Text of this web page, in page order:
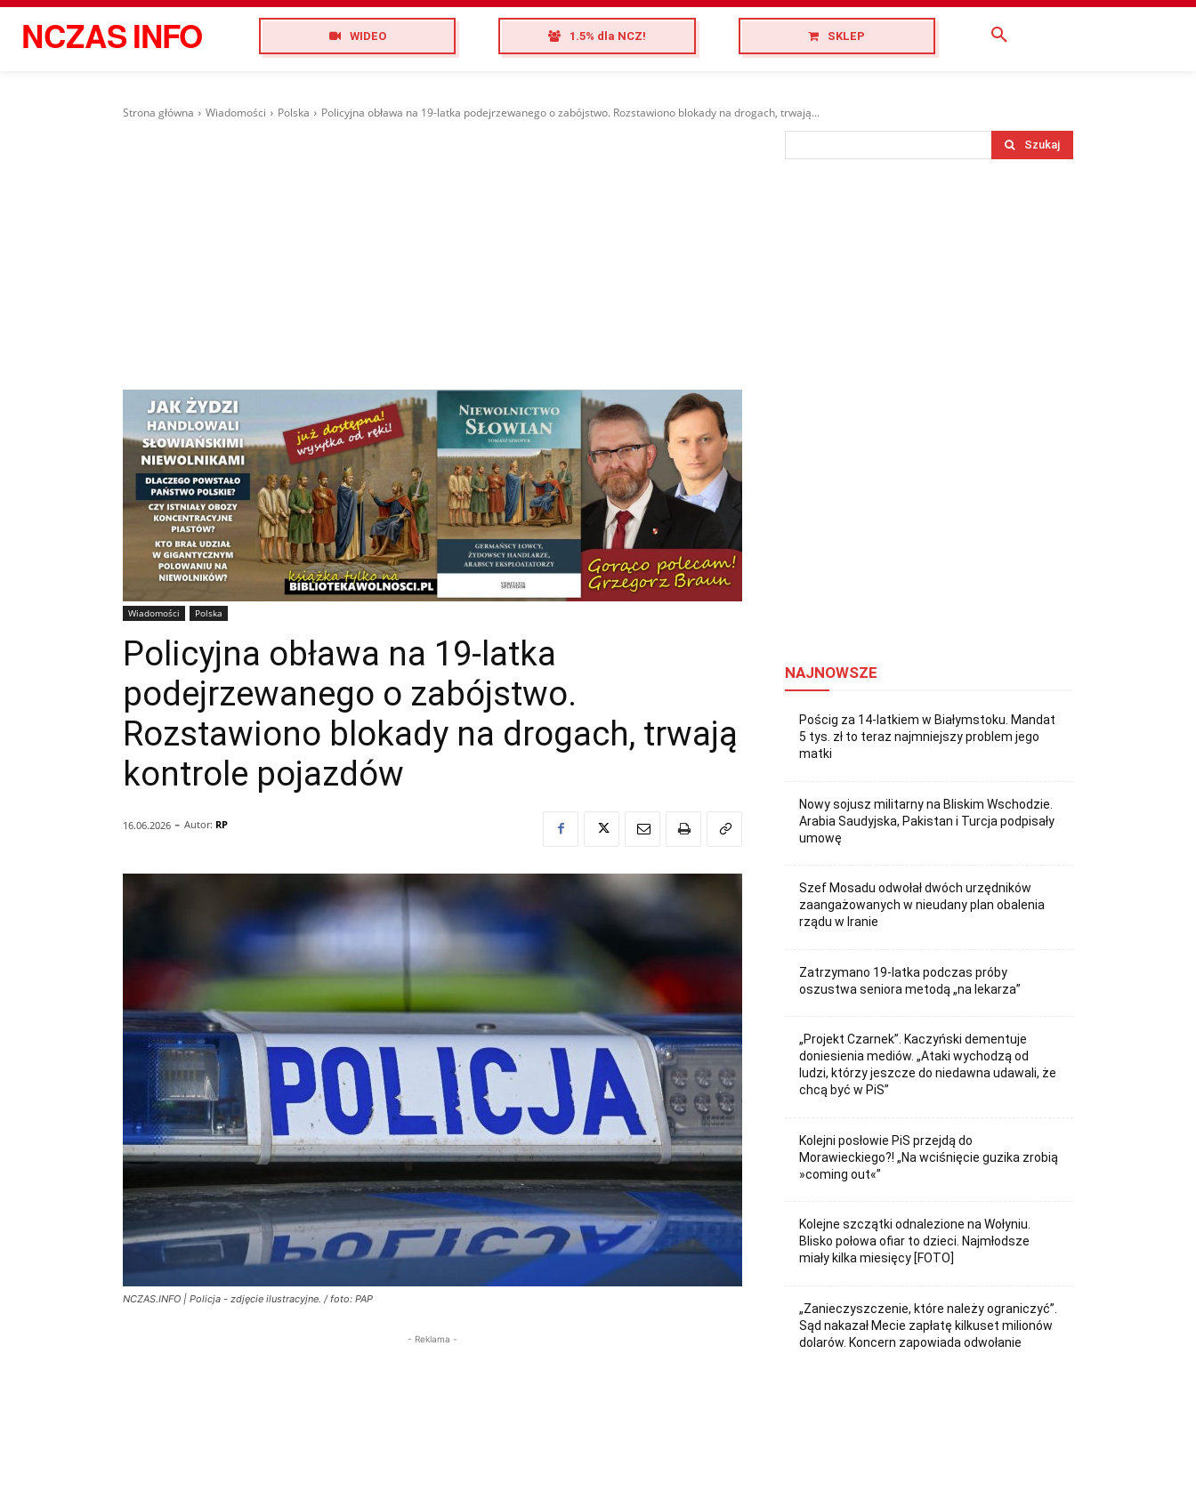
NCZASINFO WIDEO 1.5% dla NCZ! SKLEP
Strona główna Wiadomości Polska Policyjna obława na 19-latka podejrzewanego o zabójstwo. Rozstawiono blokady na drogach, trwają...
Wiadomości Polska
Policyjna obława na 19-latka
podejrzewanego o zabójstwo.
Rozstawiono blokady na drogach, trwają
kontrole pojazdów
16.06.2026 - Autor: RP
NCZAS.INFO | Policja - zdjęcie ilustracyjne. / foto: PAP
- Reklama -
Szukaj
NAJNOWSZE
Pościg za 14-latkiem w Białymstoku. Mandat
5 tys. zł to teraz najmniejszy problem jego
matki
Nowy sojusz militarny na Bliskim Wschodzie.
Arabia Saudyjska, Pakistan i Turcja podpisały
umowę
Szef Mosadu odwołał dwóch urzędników
zaangażowanych w nieudany plan obalenia
rządu w Iranie
Zatrzymano 19-latka podczas próby
oszustwa seniora metodą „na lekarza”
„Projekt Czarnek”. Kaczyński dementuje
doniesienia mediów. „Ataki wychodzą od
ludzi, którzy jeszcze do niedawna udawali, że
chcą być w PiS”
Kolejni posłowie PiS przejdą do
Morawieckiego?! „Na wciśnięcie guzika zrobią
»coming out«”
Kolejne szczątki odnalezione na Wołyniu.
Blisko połowa ofiar to dzieci. Najmłodsze
miały kilka miesięcy [FOTO]
„Zanieczyszczenie, które należy ograniczyć”.
Sąd nakazał Mecie zapłatę kilkuset milionów
dolarów. Koncern zapowiada odwołanie